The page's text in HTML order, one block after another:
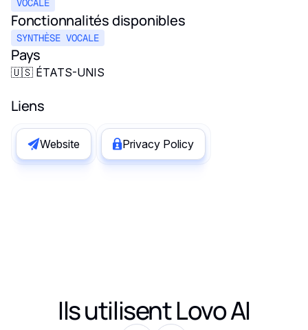
les coûts et la fiabilité du workflow.
VOCALE
Fonctionnalités disponibles
SYNTHÈSE VOCALE
Pays
🇺🇸 ÉTATS-UNIS
Liens
Website Privacy Policy
Ils utilisentLovo AI